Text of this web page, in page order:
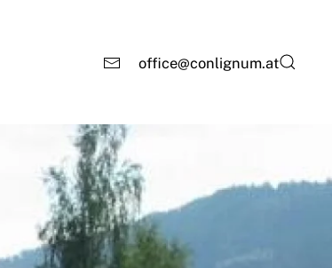
office@conlignum.at